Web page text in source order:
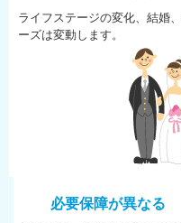
ライフステージの変化、結婚、
ーズは変動します。
必要保障が異なる